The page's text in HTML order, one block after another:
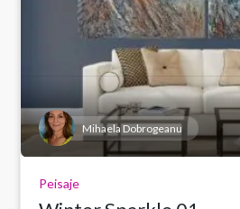
Mihaela Dobrogeanu
Peisaje